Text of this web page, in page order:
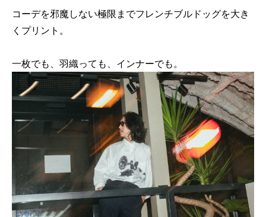
コーデを邪魔しない極限までフレンチブルドッグを大き
くプリント。
一枚でも、羽織っても、インナーでも。